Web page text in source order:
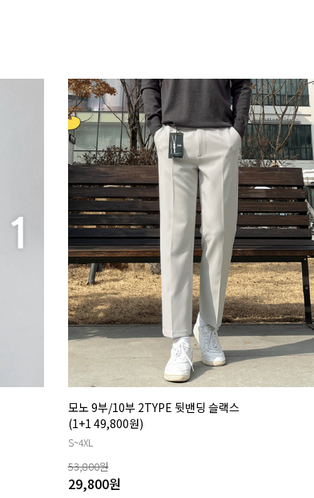
모노 9부/10부 2TYPE 뒷밴딩 슬랙스
(1+1 49,800원)
S~4XL
53,800원
29,800원